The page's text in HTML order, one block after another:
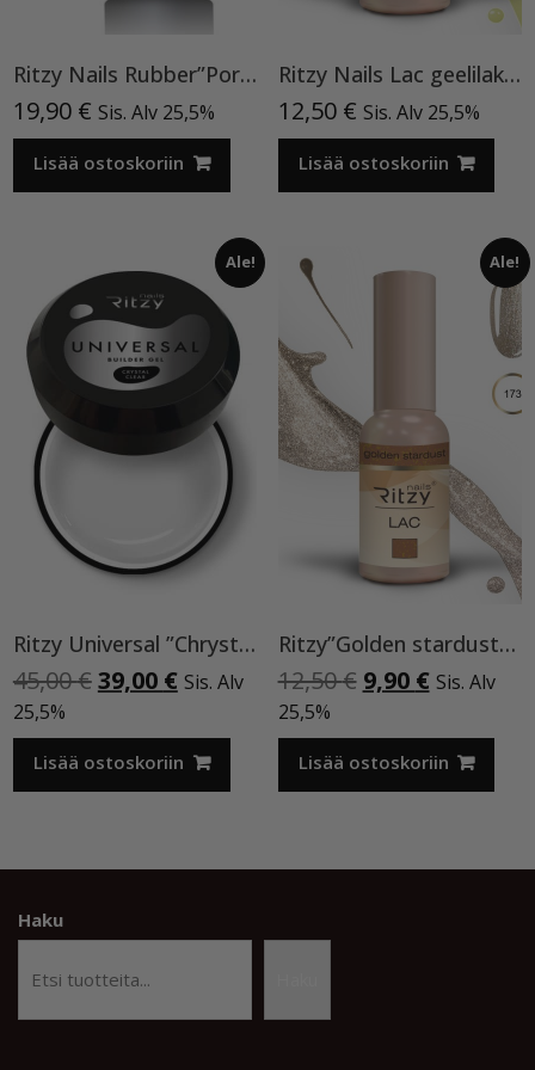
Ritzy Nails Rubber”Porcelain Beige” 04,15ml
19,90 € Sis. Alv 25,5%
Lisää ostoskoriin
Ritzy Nails Lac geelilakka ”Neon Yellow”119 , 9ml TPO vapaa
12,50 € Sis. Alv 25,5%
Lisää ostoskoriin
Ale!
Ritzy Universal ”Chrystal clear” 50 ml TPO vapaa
45,00€Alkuperäinen
oli:
45,00 €.
39,00 €Nykyinen
on:
39,00 €.
Sis. Alv
25,5%
Lisää ostoskoriin
Ale!
Ritzy”Golden stardust”geelilakka,173 TPO vapaa
12,50€ Alkuperäinen
oli:
12,50 €.
9,90 €Nykyinen
on:
9,90 €.
Sis. Alv
25,5%
Lisää ostoskoriin
Haku